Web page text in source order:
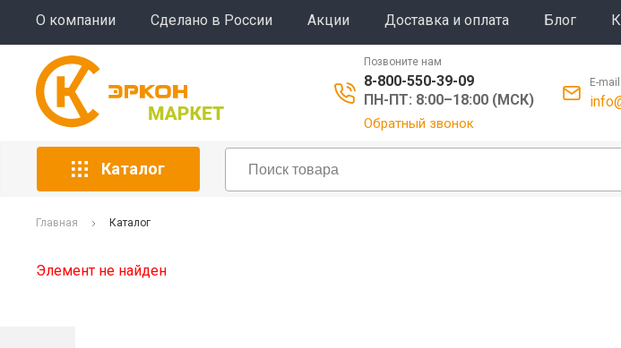
О компании Сделано в России Акции Доставка и оплата Блог
Позвоните нам
8-800-550-39-09
ПН-ПТ: 8:00–18:00 (МСК)
Обратный звонок
E-mail
Каталог
Главная Каталог
Элемент не найден